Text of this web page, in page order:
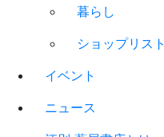
暮らし
ショップリスト
イベント
ニュース